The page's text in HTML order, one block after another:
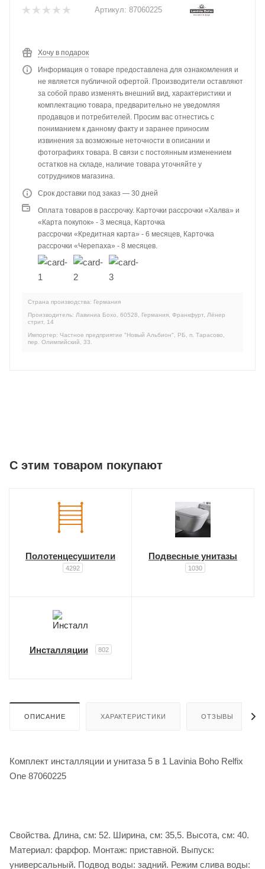
Артикул: 87060225
Хочу в подарок
Информация о товаре предоставлена для ознакомления и
не является публичной офертой. Производители оставляют
за собой право изменять внешний вид, характеристики и
комплектацию товара, предварительно не уведомляя
продавцов и потребителей. Просим вас отнестись с
пониманием к данному факту и заранее приносим
извинения за возможные неточности в описании и
фотографиях товара. В связи с постоянным изменением
остатков на складе, наличие товара уточняйте у
сотрудников магазина.
Срок доставки под заказ — 30 дней
Оплата товаров в рассрочку. Карточки рассрочки «Халва» и
«Карта покупок» - 3 месяца, Карточка
рассрочки «Кредитная карта» - 6 месяцев, Карточка
рассрочки «Черепаха» - 8 месяцев.
Страна производства: Германия
Производитель: Лавиниа Бохо, 60528, Германия, Франкфурт, Лёнер
стрит, 14
Импортер: Частное предприятие "Новый Альбион", РБ, п. Тарасово,
пер. Олимпийский, 33.
C этим товаром покупают
Полотенцесушители
4292
Подвесные унитазы
1030
Инсталляции 802
ОПИСАНИЕ ХАРАКТЕРИСТИКИ ОТЗЫВЫ
Комплект инсталляции и унитаза 5 в 1 Lavinia Boho Relfix
One 87060225
Свойства. Длина, см: 52. Ширина, см: 35,5. Высота, см: 40.
Материал: фарфор. Монтаж: приставной. Выпуск:
универсальный. Подвод воды: задний. Режим слива воды: